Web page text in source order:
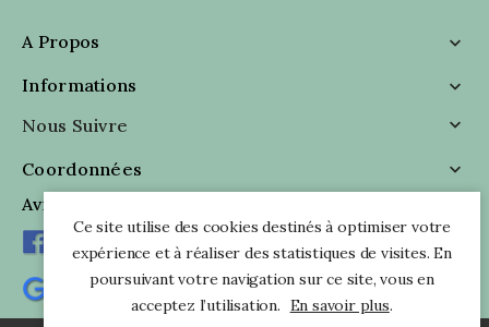
A Propos

Informations

Nous Suivre

Coordonnées

Avis Clients
Ce site utilise des cookies destinés à optimiser votre
expérience et à réaliser des statistiques de visites. En
poursuivant votre navigation sur ce site, vous en
acceptez l’utilisation. En savoir plus.